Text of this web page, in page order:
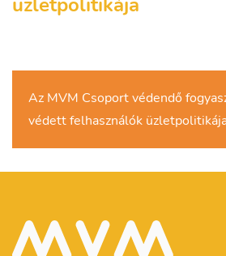
Az MVM Csoport védendő
védett felhasználók